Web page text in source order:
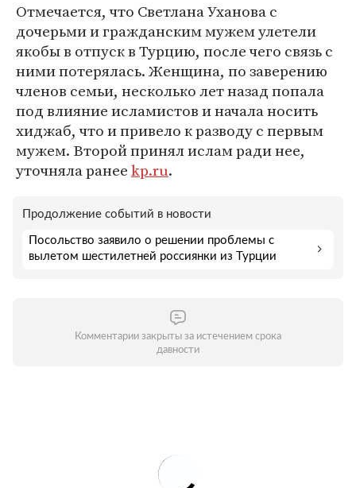
Отмечается, что Светлана Уханова с
дочерьми и гражданским мужем улетели
якобы в отпуск в Турцию, после чего связь с
ними потерялась. Женщина, по заверению
членов семьи, несколько лет назад попала
под влияние исламистов и начала носить
хиджаб, что и привело к разводу с первым
мужем. Второй принял ислам ради нее,
уточняла ранееkp.ru.
Продолжение событий в новости
Посольство заявило о решении проблемы с
вылетом шестилетней россиянки из Турции
Комментарии закрыты за истечением срока
давности